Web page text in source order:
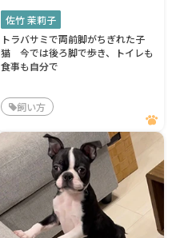
佐竹 茉莉子
トラバサミで両前脚がちぎれた子
猫 今では後ろ脚で歩き、トイレも
食事も自分で
飼い方